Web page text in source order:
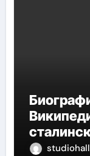
карьеры